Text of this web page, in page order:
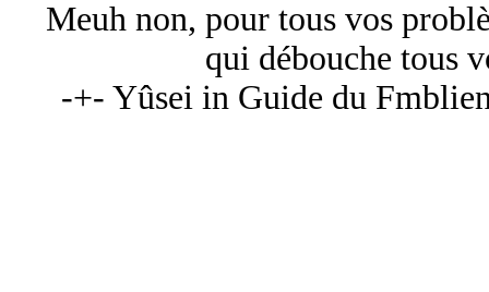
Meuh non, pour tous vos
qui débouche tous
-+- Yûsei in Guide du